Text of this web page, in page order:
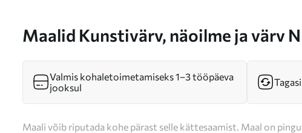
Maalid Kunstivärv, näoilme ja värv
Valmis kohaletoimetamiseks 1–3 tööpäeva
jooksul
Maali võib riputada kohe pärast selle kättesaamist. Maal on